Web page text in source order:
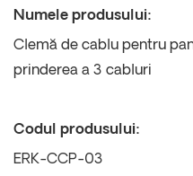
Numele produsului:
Clemă de cablu pentru
prinderea a 3 cabluri
Codul produsului:
ERK-CCP-03